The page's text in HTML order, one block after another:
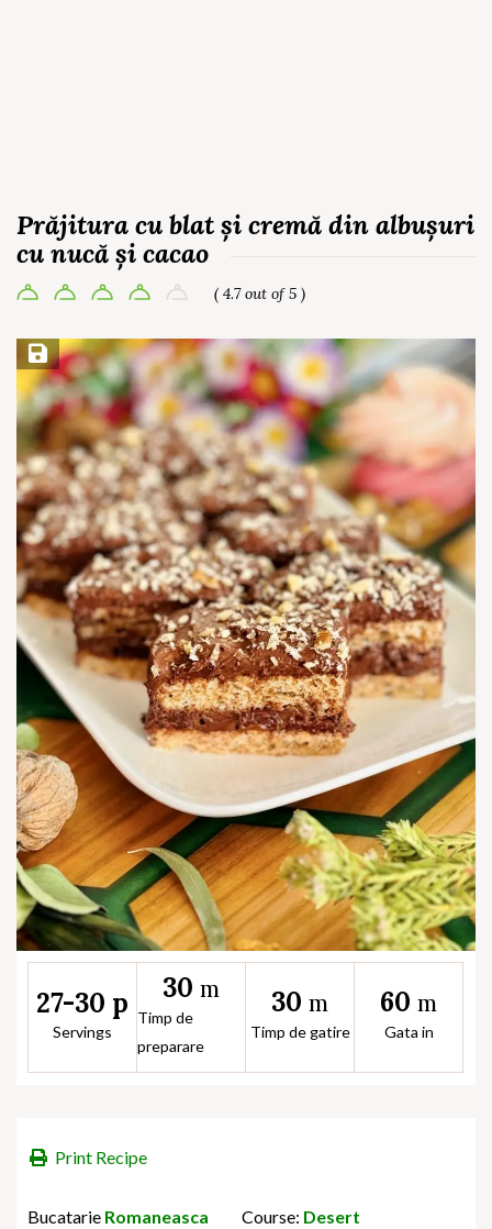
Prăjitura cu blat și cremă din albușuri
cu nucă și cacao
( 4.7 out of 5 )
Save Recipe
27-30 p
Servings
30 m
Timp de
preparare
30 m
Timp de gatire
60 m
Gata in
Print Recipe
Bucatarie Romaneasca Course: Desert